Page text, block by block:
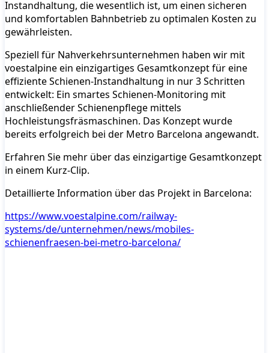
Instandhaltung, die wesentlich ist, um einen sicheren
und komfortablen Bahnbetrieb zu optimalen Kosten zu
gewährleisten.
Speziell für Nahverkehrsunternehmen haben wir mit
voestalpine ein einzigartiges Gesamtkonzept für eine
effiziente Schienen-Instandhaltung in nur 3 Schritten
entwickelt: Ein smartes Schienen-Monitoring mit
anschließender Schienenpflege mittels
Hochleistungsfräsmaschinen. Das Konzept wurde
bereits erfolgreich bei der Metro Barcelona angewandt.
Erfahren Sie mehr über das einzigartige Gesamtkonzept
in einem Kurz-Clip.
Detaillierte Information über das Projekt in Barcelona:
https://www.voestalpine.com/railway-
systems/de/unternehmen/news/mobiles-
schienenfraesen-bei-metro-barcelona/